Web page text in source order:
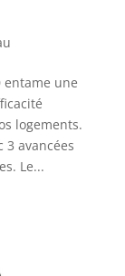
entame une
logements.
3 avancées
Le...